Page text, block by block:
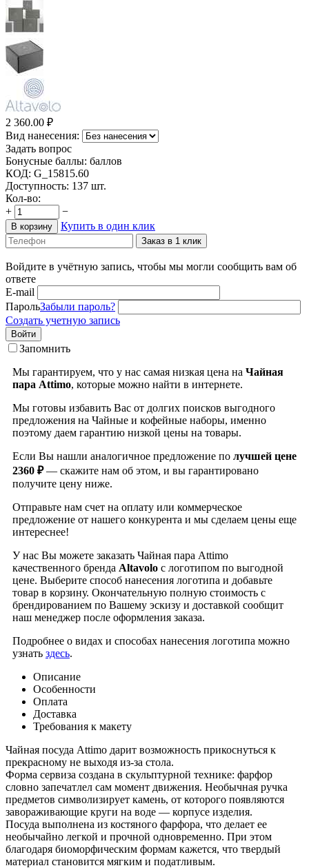
2 360.00 ₽
Вид нанесения:
Задать вопрос
Бонусные баллы: баллов
КОД: G_15815.60
Доступность: 137 шт.
Кол-во:
+
−
В корзину Купить в один клик
Заказ в 1 клик
Войдите в учётную запись, чтобы мы могли сообщить вам об
ответе
E-mail
ПарольЗабыли пароль?
Создать учетную запись
Войти
Запомнить
Мы гарантируем, что у нас самая низкая цена на Чайная
пара Attimo, которые можно найти в интернете.
Мы готовы избавить Вас от долгих поисков выгодного
предложения на Чайные и кофейные наборы, именно
поэтому даем гарантию низкой цены на товары.
Если Вы нашли аналогичное предложение по лучшей цене
2360 ₽— скажите нам об этом, и вы гарантировано
получите цену ниже.
Отправьте нам счет на оплату или коммерческое
предложение от нашего конкурента и мы сделаем цены еще
интереснее!
У нас Вы можете заказать Чайная пара Attimo
качественного бренда Altavolo с логотипом по выгодной
цене. Выберите способ нанесения логотипа и добавьте
товар в корзину. Окончательную полную стоимость с
брендированием по Вашему эскизу и доставкой сообщит
наш менеджер после оформления заказа.
Подробнее о видах и способах нанесения логотипа можно
узнать здесь.
Описание
Особенности
Оплата
Доставка
Требования к макету
Чайная посуда Attimo дарит возможность прикоснуться к
прекрасному не выходя из-за стола.
Форма сервиза создана в скульптурной технике: фарфор
словно запечатлел сам момент движения. Необычная ручка
предметов символизирует камень, от которого появляются
завораживающие круги на воде — корпусе изделия.
Посуда выполнена из костяного фарфора, что делает ее
необычайно легкой и прочной одновременно. При этом
благодаря биоморфическим формам кажется, что твердый
материал становится мягким и податливым.